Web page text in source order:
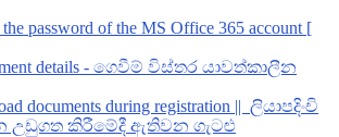
password of the MS Office 365 account [
details - ගෙවීම් විස්තර යාවත්කාලීන
documents during registration || ලියාපදිංචි
උඩුගත කිරීමේදී ඇතිවන ගැටළු